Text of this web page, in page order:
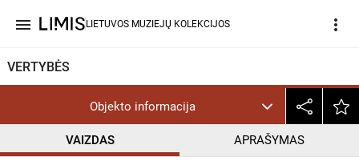
menu LIETUVOS MUZIEJŲ KOLEKCIJOS more_vert
VERTYBĖS
Objekto informacija
VAIZDAS APRAŠYMAS
CC BY help_outline